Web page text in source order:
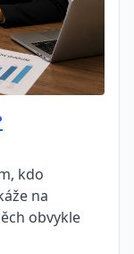
kdo
na
obvykle